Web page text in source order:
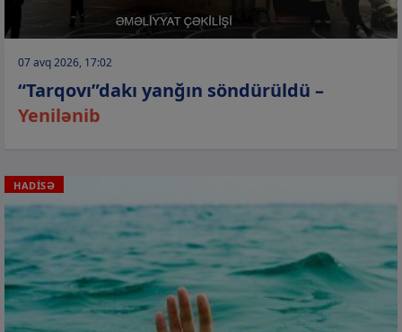
07 avq 2026, 17:02
“Tarqovı”dakı yanğın söndürüldü –
Yenilənib
HADİSƏ